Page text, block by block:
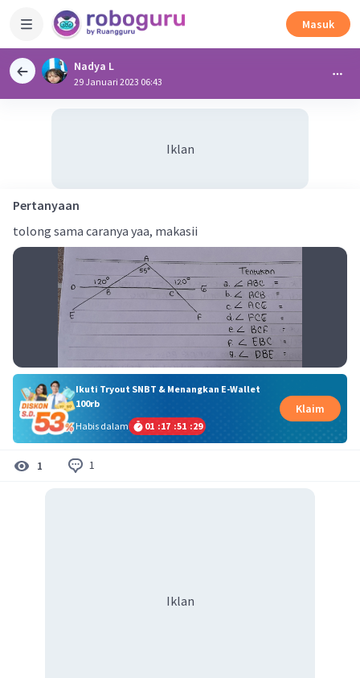
Masuk
Nadya L
29 Januari 2023 06:43
Iklan
Pertanyaan
tolong sama caranya yaa, makasii
Ikuti Tryout SNBT & Menangkan E-Wallet
100rb
Habis dalam
01 :17 :51 :29
Klaim
1 1
Iklan